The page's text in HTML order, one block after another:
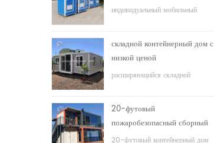
для строительной площадки
индивидуальный мобильный
складной контейнерный дом с
низкой ценой
расширяющийся складной
20-футовый
пожаробезопасный сборный
дом жилой контейнерный дом
20-футовый контейнерный дом